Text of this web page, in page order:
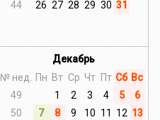
44
26 27 28 29 30 31
Декабрь
№ нед.
Пн Вт Ср Чт Пт Сб Вс
49
1 2 3 4 5
6
50
7 8 9 10 11 12 13